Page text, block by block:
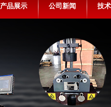
产品展示 公司新闻 技